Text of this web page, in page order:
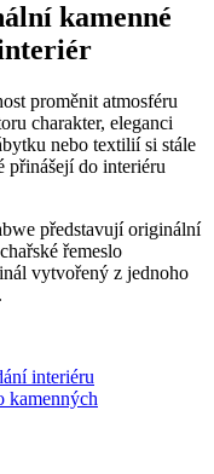
kamenné
proměnit atmosféru
charakter, eleganci
nebo textilií si stále
přinášejí do interiéru
představují originální
řemeslo
vytvořený z jednoho
interiéru
kamenných